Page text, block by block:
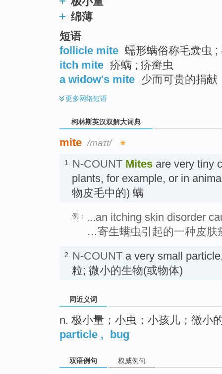
绵薄
短语
follicle mite 蠕形螨俗称毛囊虫 ;
itch mite 疥螨 ; 疥癣虫
a widow's mite 少而可贵的捐献
更多网络短语
柯林斯英汉双解大词典
mite /maɪt/
1. N-COUNT Mites are very tiny
plants, for example, or in
物皮毛中的) 螨
例：
...an itching skin disorder
…寄生螨虫引起的一种皮肤
2. N-COUNT a very small
粒; 微小的生物(或物体)
同近义词
n. 极小量；小虫；小孩儿；微小
particle , bug
双语例句 权威例句